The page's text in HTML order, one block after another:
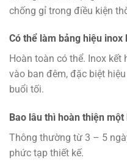
chống gỉ trong điều kiện
Có thể làm bảng hiệu inox
Hoàn toàn có thể. Inox
vào ban đêm, đặc biệt
buổi tối.
Bao lâu thì hoàn thiện
Thông thường từ 3 – 5
phức tạp thiết kế.